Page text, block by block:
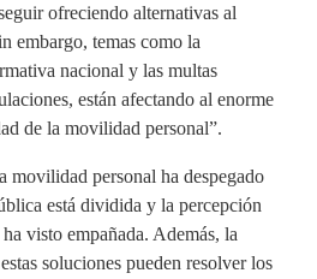
ofreciendo alternativas al
embargo, temas como la
nacional y las multas
están afectando al enorme
de la movilidad personal”.
movilidad personal ha despegado
está dividida y la percepción
visto empañada. Además, la
soluciones pueden resolver los